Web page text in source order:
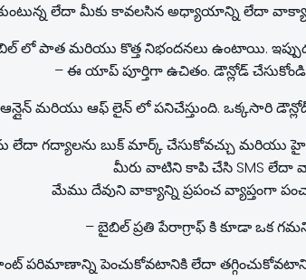
లేదా మీకు కావలసిన అధ్యాయాన్ని లేదా
లో పాత మరియు కొత్త నిభందనలు ఉంటాయి.
– ఈ యాప్ పూర్తిగా ఉచితం. డౌన్లోడ్
మరియు ఆఫ్ లైన్ లో పనిచేస్తుంది. ఒక్కసారి
లేదా గద్యాలను బుక్ మార్క్ చేసుకోవచ్చు మరియు
మీరు వాటిని కాపి చేసి SMS లేదా
మేము దేవుని వాక్యాన్ని ప్రపంచ వ్యాప్తంగా
– బైబిల్ ప్రతి పేరాగ్రాఫ్ కి కూడా ఒక
పరిమాణాన్ని పెంచుకోవటానికి లేదా